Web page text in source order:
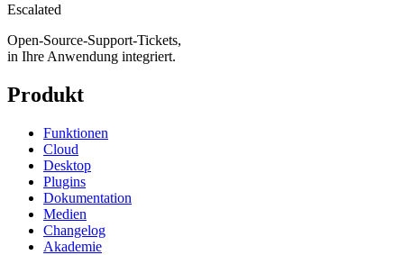
Escalated
Open-Source-Support-Tickets,
in Ihre Anwendung integriert.
Produkt
Funktionen
Cloud
Desktop
Plugins
Dokumentation
Medien
Changelog
Akademie